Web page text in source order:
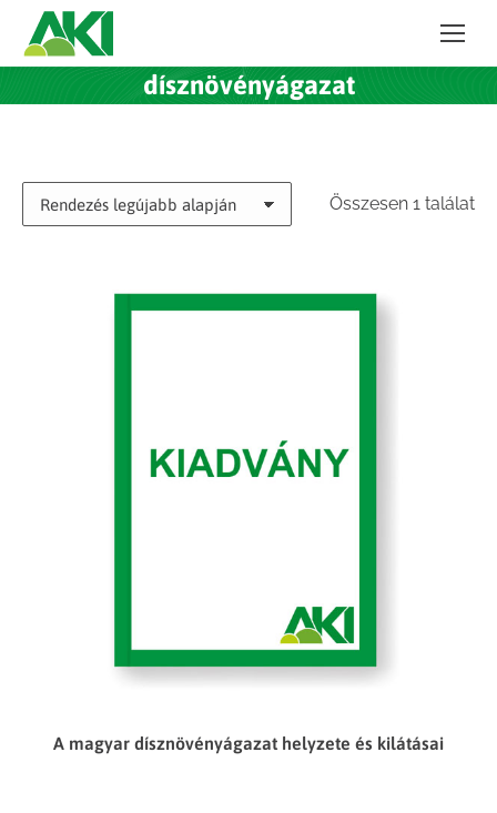
dísznövényágazat
Összesen 1 találat
A magyar dísznövényágazat helyzete és kilátásai